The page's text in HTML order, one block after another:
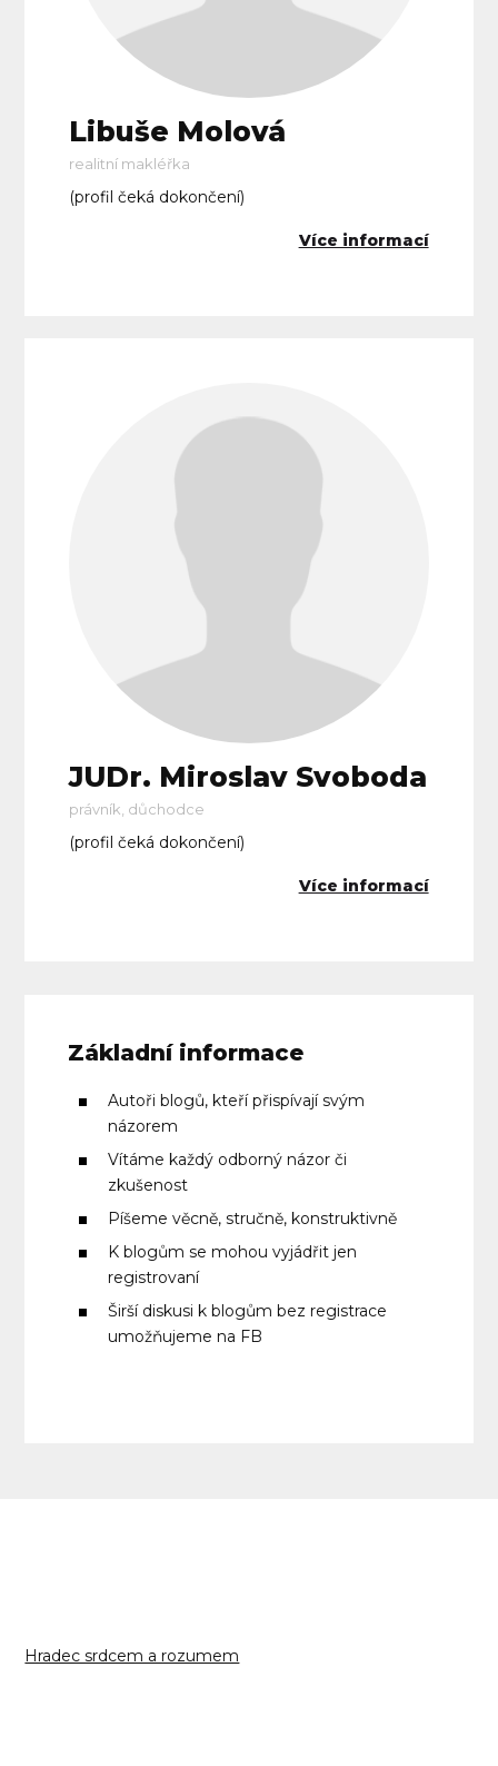
Libuše Molová
realitní makléřka
(profil čeká dokončení)
Více informací
JUDr. Miroslav Svoboda
právník, důchodce
(profil čeká dokončení)
Více informací
Základní informace
Autoři blogů, kteří přispívají svým
názorem
Vítáme každý odborný názor či
zkušenost
Píšeme věcně, stručně, konstruktivně
K blogům se mohou vyjádřit jen
registrovaní
Širší diskusi k blogům bez registrace
umožňujeme na FB
Hradec srdcem a rozumem